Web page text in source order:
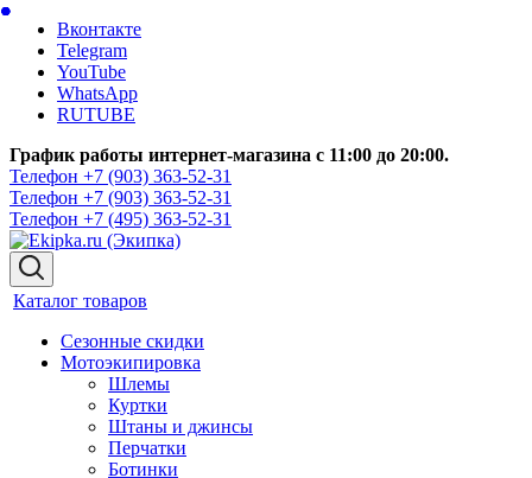
Вконтакте
Telegram
YouTube
WhatsApp
RUTUBE
График работы интернет-магазина с 11:00 до 20:00.
Телефон +7 (903) 363-52-31
Телефон +7 (903) 363-52-31
Телефон +7 (495) 363-52-31
Каталог товаров
Сезонные скидки
Мотоэкипировка
Шлемы
Куртки
Штаны и джинсы
Перчатки
Ботинки